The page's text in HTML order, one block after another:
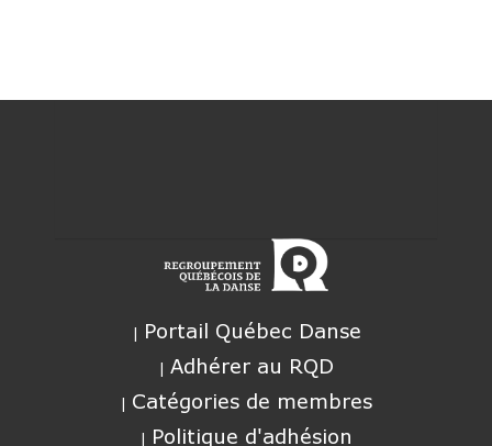
Portail Québec Danse
Adhérer au RQD
Catégories de membres
Politique d'adhésion